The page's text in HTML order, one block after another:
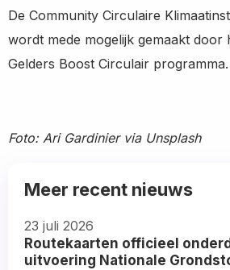
De Community Circulaire
wordt mede mogelijk gemaakt door
Gelders Boost Circulair programma.
Foto: Ari Gardinier via Unsplash
Meer recent nieuws
23 juli 2026
Routekaarten officieel
uitvoering Nationale